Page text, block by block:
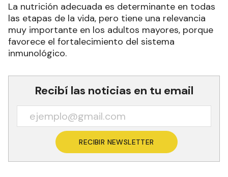
La nutrición adecuada es determinante en todas
las etapas de la vida, pero tiene una relevancia
muy importante en los adultos mayores, porque
favorece el fortalecimiento del sistema
inmunológico.
Recibí las noticias en tu email
RECIBIR NEWSLETTER